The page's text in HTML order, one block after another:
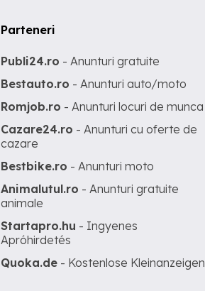
Parteneri
Publi24.ro - Anunturi gratuite
Bestauto.ro - Anunturi auto/moto
Romjob.ro - Anunturi locuri de munca
Cazare24.ro - Anunturi cu oferte de
cazare
Bestbike.ro - Anunturi moto
Animalutul.ro - Anunturi gratuite
animale
Startapro.hu - Ingyenes
Apróhirdetés
Quoka.de - Kostenlose Kleinanzeigen